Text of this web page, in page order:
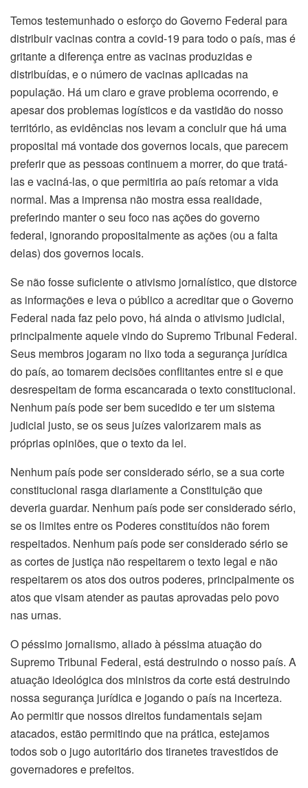
Temos testemunhado o esforço do Governo Federal para
distribuir vacinas contra a covid-19 para todo o país, mas é
gritante a diferença entre as vacinas produzidas e
distribuídas, e o número de vacinas aplicadas na
população. Há um claro e grave problema ocorrendo, e
apesar dos problemas logísticos e da vastidão do nosso
território, as evidências nos levam a concluir que há uma
proposital má vontade dos governos locais, que parecem
preferir que as pessoas continuem a morrer, do que tratá-
las e vaciná-las, o que permitiria ao país retomar a vida
normal. Mas a imprensa não mostra essa realidade,
preferindo manter o seu foco nas ações do governo
federal, ignorando propositalmente as ações (ou a falta
delas) dos governos locais.
Se não fosse suficiente o ativismo jornalístico, que distorce
as informações e leva o público a acreditar que o Governo
Federal nada faz pelo povo, há ainda o ativismo judicial,
principalmente aquele vindo do Supremo Tribunal Federal.
Seus membros jogaram no lixo toda a segurança jurídica
do país, ao tomarem decisões conflitantes entre si e que
desrespeitam de forma escancarada o texto constitucional.
Nenhum país pode ser bem sucedido e ter um sistema
judicial justo, se os seus juízes valorizarem mais as
próprias opiniões, que o texto da lei.
Nenhum país pode ser considerado sério, se a sua corte
constitucional rasga diariamente a Constituição que
deveria guardar. Nenhum país pode ser considerado sério,
se os limites entre os Poderes constituídos não forem
respeitados. Nenhum país pode ser considerado sério se
as cortes de justiça não respeitarem o texto legal e não
respeitarem os atos dos outros poderes, principalmente os
atos que visam atender as pautas aprovadas pelo povo
nas urnas.
O péssimo jornalismo, aliado à péssima atuação do
Supremo Tribunal Federal, está destruindo o nosso país. A
atuação ideológica dos ministros da corte está destruindo
nossa segurança jurídica e jogando o país na incerteza.
Ao permitir que nossos direitos fundamentais sejam
atacados, estão permitindo que na prática, estejamos
todos sob o jugo autoritário dos tiranetes travestidos de
governadores e prefeitos.